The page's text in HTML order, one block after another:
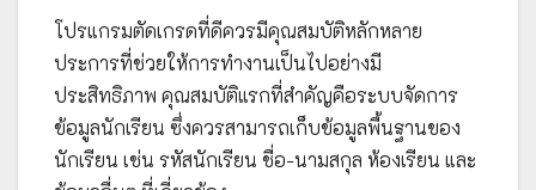
โปรแกรมตัดเกรดที่ดีควรมีคุณสมบัติหลักหลาย
ประการที่ช่วยให้การทำงานเป็นไปอย่างมี
ประสิทธิภาพ คุณสมบัติแรกที่สำคัญคือระบบจัดการ
ข้อมูลนักเรียน ซึ่งควรสามารถเก็บข้อมูลพื้นฐานของ
นักเรียน เช่น รหัสนักเรียน ชื่อ-นามสกุล ห้องเรียน และ